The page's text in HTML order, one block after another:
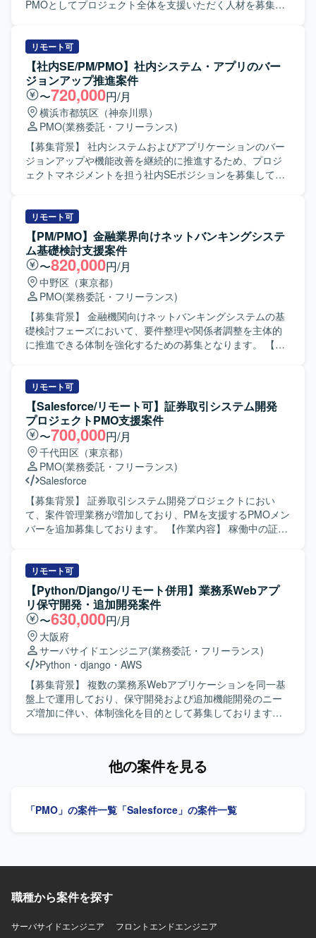
PMOとしてプロジェクト全体を支援いただく人材を募集し
ドプロジェクトに参画し、PMOとしてプロジェクト全体の
進捗管理、課題管理、リスク管理を実施いただきます。ま
た、BI基盤（OBIEE）のOracle Analytics Cloud（OAC）へ
の移行またはリプレースに関わる検討・推進にも携わって
いただきます。ベンダーによる検証結果のレビュー、EBS
有識者としてのアドバイス提供、ユーザ部門へのヒアリン
グ、標準機能変更点の整理、改修要否の判断、対応方針の
検討および提案などを行っていただきます。 【求める人物
像】 関係者と円滑にコミュニケーションを取りながら、主
体的に課題抽出と改善提案ができる方を求めております。
ましいです。 【ポジションの魅力】 大規模な基幹システム
およびBI基盤のバージョンアップ・移行に上流から関わる
ことができ、EBSおよびOACに関する知見をさらに深めら
れる環境です。PMOとしてプロジェクトマネジメントスキ
ルを高めつつ、会計業務や標準機能に関する知識も強化し
ていただけます。 【開発環境】 Oracle E-Business Suite
12.1／12.2 OBIEE Oracle Analytics Cloud（OAC）
リモート可
【社内SE/PM/PMO】社内システム・アプリのバー
ジョンアップ推進案件
〜720,000円/月
横浜市都筑区（神奈川県）
PMO(業務委託・フリーランス)
【募集背景】 社内システムおよびアプリケーションのバー
ジョンアップや機能改善を継続的に推進するため、プロジ
ェクトマネジメントを担う社内SEポジションを募集してお
管理、リスク管理などプロジェクトマネジメント全般を担
当して頂きます。 具体的には、RFIやRFPの作成、WBSの
作成・更新、進捗の可視化や課題・リスクの洗い出しおよ
び対策立案を行って頂きます。 また、プロジェクトメンバ
ーとなる社内人員に対して、助言やフォローを行いなが
ら、関係者を巻き込みつつプロジェクトを推進して頂きま
す。 【求める人物像】 PJ推進のために5W1Hを明確に示
し、自ら考えて行動に移せる方を求めております。 指示待
ちではなく、リーダーとして主体的かつ前向きに動けるタ
イプの方を歓迎いたします。 ベンダーや社内各部門との折
力】 社内システムやアプリのバージョンアップを通じて、
業務効率化や事業成長に直結するプロジェクトに上流工程
から関わることができます。 複数のステークホルダーと協
働しながら、要件整理から推進まで一貫して携わること
で、ビジネス理解とプロジェクトマネジメントスキルの双
方を高められる環境です。 【開発環境】 Webシステムおよ
びスマートフォンアプリケーションを対象としたプロジェ
クト環境となります。
リモート可
【PM/PMO】金融業界向けネットバンキングシステ
ム基礎検討支援案件
〜820,000円/月
中野区（東京都）
PMO(業務委託・フリーランス)
【募集背景】 金融機関向けネットバンキングシステムの基
礎検討フェーズにおいて、要件整理や関係者調整を主体的
に推進できる体制を強化するための募集となります。 【作
関係者とのコミュニケーションを通じて、業務要件の整理
や課題の抽出・整理を行っていただきます。また、業務遂
行責任者として、要件定義に向けた論点整理や検討推進、
関係部署との合意形成支援など、上流工程全般をリードし
ていただきます。 【求める人物像】 関係者と円滑にコミュ
ニケーションを取りながら、主体的に検討をリードしてい
ただける方を求めております。金融業界の業務知見を活か
しつつ、論点整理や資料作成を通じて、構造的に物事を捉
えられる方が望ましいです。また、自立して業務を推進し
つつ、チームメンバーやステークホルダーと協調してプロ
ジェクトを前進させられる方を歓迎いたします。 【ポジシ
画検討の経験を深めていただけます。業務遂行責任者とし
て裁量を持って動くことができるため、PM／PMOや上流工
程のスキルをさらに強化したい方にとって、キャリア形成
上も大きな経験となるポジションです。 【開発環境】 本案
件は主に基礎検討および要件整理フェーズの業務となるた
め、特定の技術スタックよりも業務知見と上流工程スキル
が重視される環境となります。
リモート可
【Salesforce/リモート可】証券取引システム開発
プロジェクトPMO支援案件
〜700,000円/月
千代田区（東京都）
PMO(業務委託・フリーランス)
Salesforce
【募集背景】 証券取引システム開発プロジェクトにおい
て、案件管理業務が増加しており、PMを支援するPMOメン
バーを追加募集しております。 【作業内容】 稼働中の証券
キュメントの作成・更新、内部定例会議の準備、会議日程
調整および運営、議事録作成を担当していただきます。 ま
た、Redmine等を用いたチケット起票・進捗管理、不具合
集計、課題やQAの追い回し、Salesforceへの入力作業など
もご対応いただきます。 【求める人物像】 自ら課題を見つ
けて主体的に動ける方を求めております。 コミュニケーシ
ョンを取りながら関係者と円滑に連携し、ドキュメント作
成や進捗管理を丁寧かつ正確に進められる方が望ましいで
す。 【ポジションの魅力】 大規模な証券取引システム開発
プロジェクトに参画し、PMの近くでプロジェクト管理業務
全般に携わることができます。 金融システム開発の現場で
ント作成ツールを使用いたします。
リモート可
【Python/Django/リモート併用】業務系Webアプ
リ保守開発・追加開発案件
〜630,000円/月
大阪府
サーバサイドエンジニア(業務委託・フリーランス)
Python ・ django ・ AWS
【募集背景】 複数の業務系Webアプリケーションを同一基
盤上で運用しており、保守開発および追加機能開発のニー
ズ増加に伴い、体制強化を目的として募集しております。
合対応、認証まわりや画面機能追加、マスタ変更に伴うバ
の改修・検証・リリース支援、設計書・テスト仕様書・リ
の構造を理解しながら、自ら調査し主体的に課題解決に取
と協調しつつ、ドキュメント作成やレビュー指摘対応など
ンの魅力】 複数の業務系Webアプリを同一基盤で扱うた
他の案件を見る
「PMO」の案件一覧 「Salesforce」の案件一覧
職種から案件を探す
サーバサイドエンジニア
フロントエンドエンジニア